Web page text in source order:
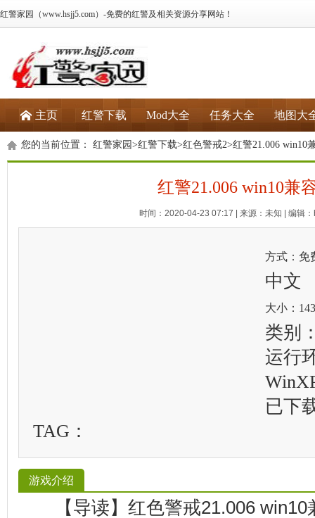
红警家园（www.hsjj5.com）-免费的红警及相关资源分享网站！
主页 红警下载 Mod大全 任务大全 地图大
您的当前位置： 红警家园 >红警下载>红色警戒2>红警21.006 win10
红警21.006 win10兼
时间：2020-04-23 07:17 | 来源：未知 | 编辑
方式：免
中文
大小：
类别
运行
已下
TAG：
游戏介绍
【导读】红色警戒21.006 win10